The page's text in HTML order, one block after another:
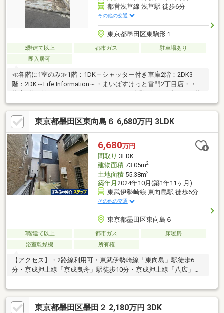
都営浅草線 浅草駅 徒歩6分
その他の交通
東京都墨田区東駒形１
3階建て以上 都市ガス
駐車場あり
即入居可
≪各階に1室のみ≫1階：1DK＋シャッター付き車庫2階：2DK3
階：2DK～Life Information～・まいばすけっと雷門2丁目店・・・
徒歩8分（約570m）・ローソンストア100東駒形2丁目店・・・徒
5分（約370m）・百貨店 松屋浅草・・・徒歩10分（約780m）・
ショッピングモール 東京ミズマチ・・・徒歩13分（約1032m）
東京都墨田区東向島６ 6,680万円 3LDK
6,680万円
間取り 3LDK
建物面積73.05m2
土地面積55.38m2
築年月 2024年10月(築1年11ヶ月)
東武伊勢崎線 東向島駅 徒歩6分
その他の交通
東京都墨田区東向島６
3階建て以上 都市ガス
床暖房
浴室乾燥機
所有権
【アクセス】・2路線利用可・東武伊勢崎線「東向島」駅徒歩6
分・京成押上線「京成曳舟」駅徒歩10分・京成押上線「八広」駅
ばすけっと東向島駅前店まで徒歩6分（約410ｍ）◎セブンイレブ
ン墨田八広北店まで徒歩2分(約120ｍ)◎なつめ公園まで徒歩3分
(約210ｍ)◎墨田区立第三寺島小学校まで徒歩8分(約620ｍ)◎墨田
東京都墨田区墨田２ 2,180万円 3DK